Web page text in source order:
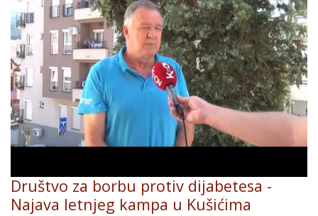
Društvo za borbu protiv dijabetesa -
Najava letnjeg kampa u Kušićima